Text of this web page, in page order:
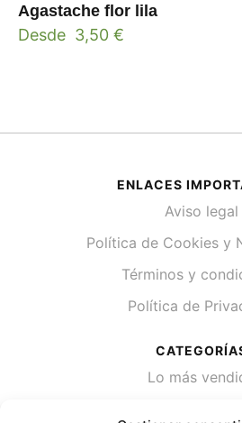
Agastache flor lila
Desde 3,50 €
ENLACES
Aviso legal
Política de Cookies y
Términos y
Política de
Lo más